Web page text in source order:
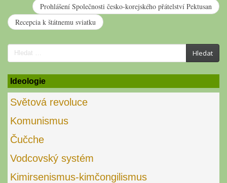
Prohlášení Společnosti česko-korejského přátelství Pektusan
Recepcia k štátnemu sviatku
Search
for:
Hledat
Ideologie
Světová revoluce
Komunismus
Čučche
Vodcovský systém
Kimirsenismus-kimčongilismus